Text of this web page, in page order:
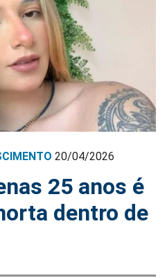
20/04/2026
25 anos é
dentro de